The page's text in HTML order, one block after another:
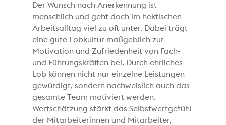
Der Wunsch nach Anerkennung ist
menschlich und geht doch im hektischen
Arbeitsalltag viel zu oft unter. Dabei trägt
eine gute Lobkultur maßgeblich zur
Motivation und Zufriedenheit von Fach-
und Führungskräften bei. Durch ehrliches
Lob können nicht nur einzelne Leistungen
gewürdigt, sondern nachweislich auch das
gesamte Team motiviert werden.
Wertschätzung stärkt das Selbstwertgefühl
der Mitarbeiterinnen und Mitarbeiter,